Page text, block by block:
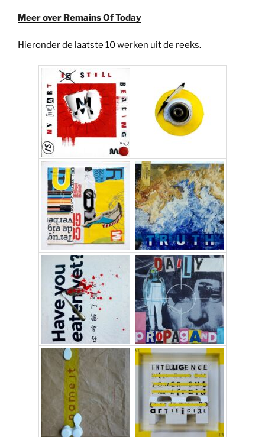
Meer over Remains Of Today
Hieronder de laatste 10 werken uit de reeks.